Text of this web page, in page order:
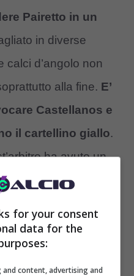
Pairetto in un
in diverse
calci d’angolo non
alla fine. E’
Castellanos e
il cartellino giallo.
ha avuto un
mai visto”.
for your consent
data for the
content, advertising and